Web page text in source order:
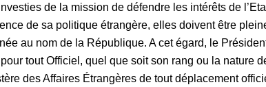
de la mission de défendre les intérêts de
de sa politique étrangère, elles doivent être
au nom de la République. A cet égard, le
tout Officiel, quel que soit son rang ou la nature
des Affaires Étrangères de tout déplacement